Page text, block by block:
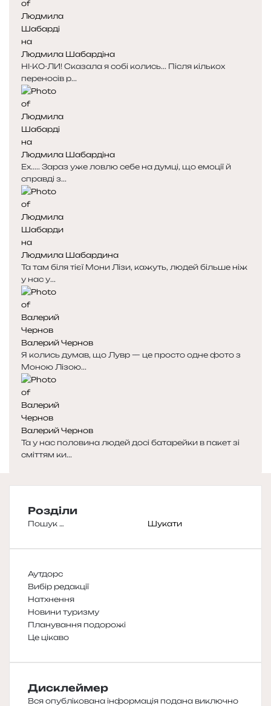
н
к
а
н
к
а
Людмила Шабардіна
НІ-КО-ЛИ! Сказала я собі колись... Після кількох
переносів р...
Людмила Шабардіна
Ех..... Зараз уже ловлю себе на думці, що емоції й
справді з...
Людмила Шабардина
Та там біля тієї Мони Лізи, кажуть, людей більше ніж
у нас у...
Валерий Чернов
Я колись думав, що Лувр — це просто одне фото з
Моною Лізою...
Валерий Чернов
Та у нас половина людей досі батарейки в пакет зі
сміттям ки...
Розділи
Пошук:
Аутдорс
Вибір редакції
Натхнення
Новини туризму
Планування подорожі
Це цікаво
Дисклеймер
Вся опублікована інформація подана виключно